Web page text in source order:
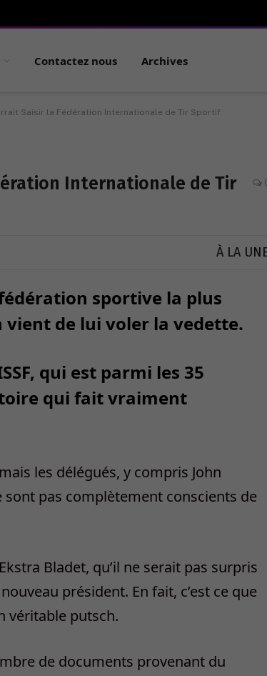
Contactez nous Archives
Saisir la Fédération Internationale de Tir Sportif
Internationale de Tir
À LA
sportive la plus
de lui voler la vedette.
qui est parmi les 35
qui fait vraiment
les délégués, y compris John
sont pas complètement conscients de
Bladet, qu’il ne serait pas surpris
président. En fait, c’est ce que
véritable putsch.
de documents provenant du